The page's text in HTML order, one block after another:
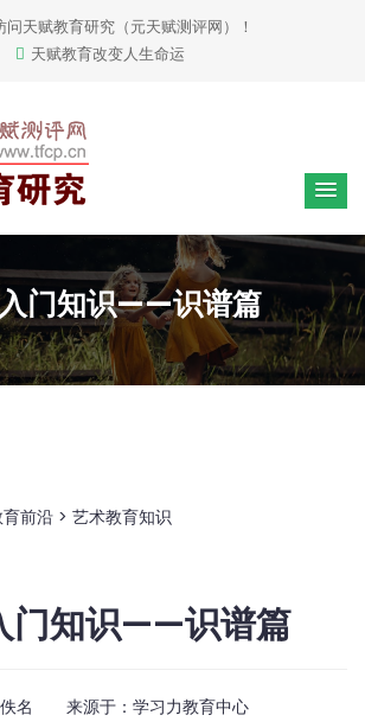
问天赋教育研究（元天赋测评网）！
天赋教育改变人生命运
门知识——识谱篇
前沿 > 艺术教育知识
门知识——识谱篇
佚名 来源于： 学习力教育中心